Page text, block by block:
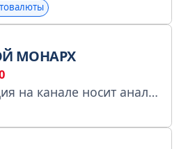
МОНАРХ
Информация на канале носит аналитический и образовательный характер и отражает личное мнение автора. Не является инвестиционной рекомендацией. Cуществуют фейки. Будьте бдительны, проверяйте ссылки. Ссылка на чат: @LMTBRK Promo: @CryptoUndeground